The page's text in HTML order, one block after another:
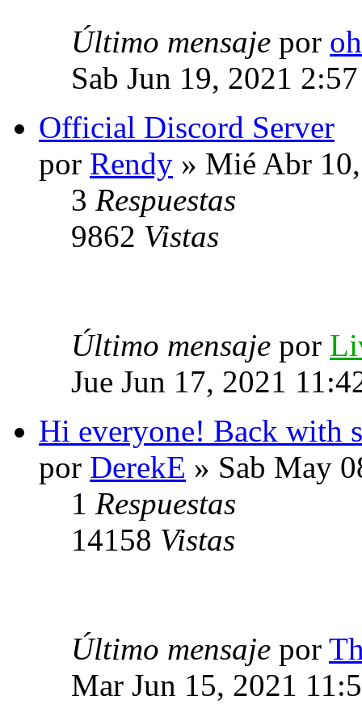
Último mensaje por
Sab Jun 19, 2021
Official Discord Server
por Rendy » Mié Abr
3 Respuestas
9862 Vistas
Último mensaje por
Jue Jun 17, 2021
Hi everyone! Back with
por DerekE » Sab May
1 Respuestas
14158 Vistas
Último mensaje por
Mar Jun 15, 2021